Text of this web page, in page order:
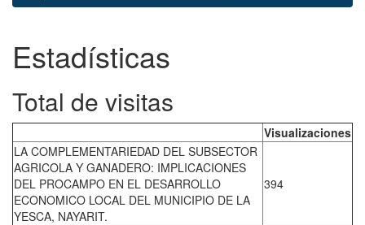
Estadísticas
Total de visitas
Visualizaciones
LA COMPLEMENTARIEDAD DEL SUBSECTOR
AGRICOLA Y GANADERO: IMPLICACIONES
DEL PROCAMPO EN EL DESARROLLO
ECONOMICO LOCAL DEL MUNICIPIO DE LA
YESCA, NAYARIT.
394